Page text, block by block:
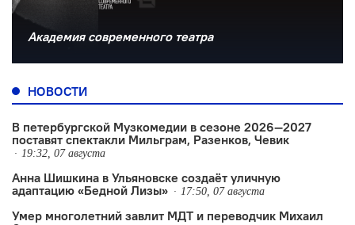
Академия современного театра
НОВОСТИ
В петербургской Музкомедии в сезоне 2026—2027
поставят спектакли Мильграм, Разенков, Чевик
19:32, 07 августа
Анна Шишкина в Ульяновске создаëт уличную
адаптацию «Бедной Лизы»
17:50, 07 августа
Умер многолетний завлит МДТ и переводчик Михаил